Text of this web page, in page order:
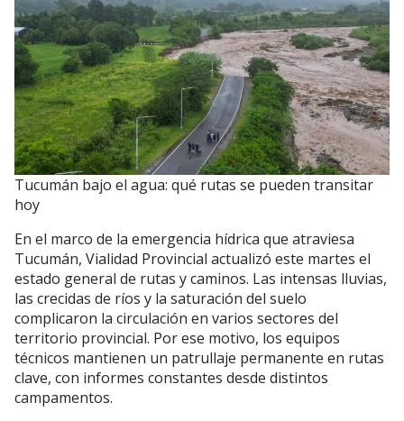
Tucumán bajo el agua: qué rutas se pueden transitar
hoy
En el marco de la emergencia hídrica que atraviesa
Tucumán, Vialidad Provincial actualizó este martes el
estado general de rutas y caminos. Las intensas lluvias,
las crecidas de ríos y la saturación del suelo
complicaron la circulación en varios sectores del
territorio provincial. Por ese motivo, los equipos
técnicos mantienen un patrullaje permanente en rutas
clave, con informes constantes desde distintos
campamentos.